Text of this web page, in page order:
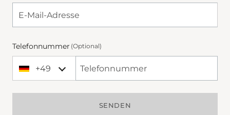
Telefonnummer (Optional)
+49
+49 Germany (Deutschland)
Phone Number
SENDEN